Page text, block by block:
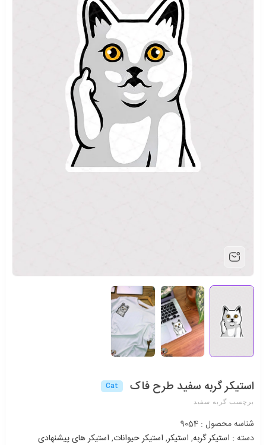
استیکر گربه سفید طرح فاک Cat
برچسب گربه سفید
شناسه محصول : 9054
دسته : استیکر گربه, استیکر, استیکر حیوانات, استیکر های پیشنهادی